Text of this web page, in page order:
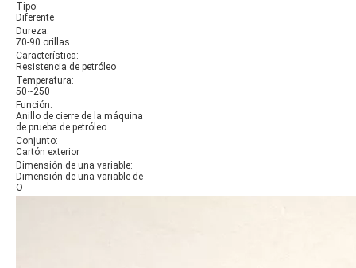
Tipo:
Diferente
Dureza:
70-90 orillas
Característica:
Resistencia de petróleo
Temperatura:
50~250
Función:
Anillo de cierre de la máquina
de prueba de petróleo
Conjunto:
Cartón exterior
Dimensión de una variable:
Dimensión de una variable de
O